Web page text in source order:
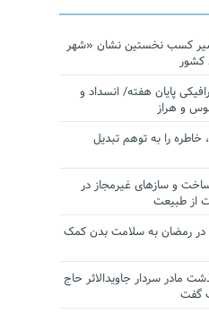
کسب نخستین نشان «شهر
کشور
پایان هفته/ انسداد و
و هراز
خاطره را به توهم تبدیل
و سازهای غیرمجاز در
از طبیعت
در رمضان به سلامت بدن کمک
مادر سردار جاویدالاثر حاج
گفت